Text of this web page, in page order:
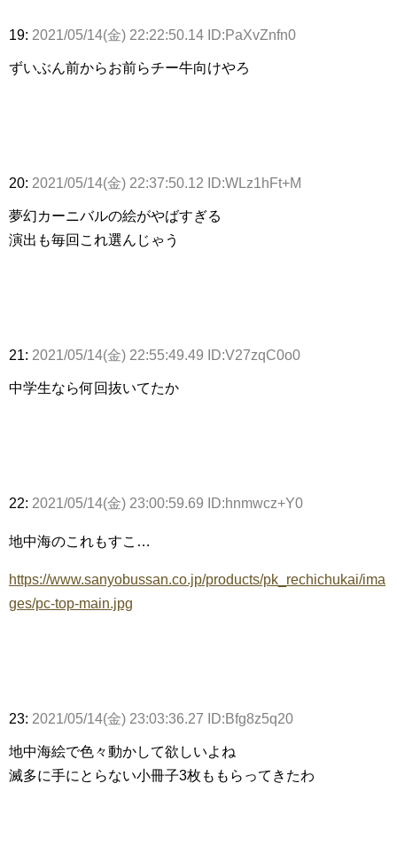
19: 2021/05/14(金) 22:22:50.14 ID:PaXvZnfn0
ずいぶん前からお前らチー牛向けやろ
20: 2021/05/14(金) 22:37:50.12 ID:WLz1hFt+M
夢幻カーニバルの絵がやばすぎる
演出も毎回これ選んじゃう
21: 2021/05/14(金) 22:55:49.49 ID:V27zqC0o0
中学生なら何回抜いてたか
22: 2021/05/14(金) 23:00:59.69 ID:hnmwcz+Y0
地中海のこれもすこ…
https://www.sanyobussan.co.jp/products/pk_rechichukai/ima
ges/pc-top-main.jpg
23: 2021/05/14(金) 23:03:36.27 ID:Bfg8z5q20
地中海絵で色々動かして欲しいよね
滅多に手にとらない小冊子3枚ももらってきたわ